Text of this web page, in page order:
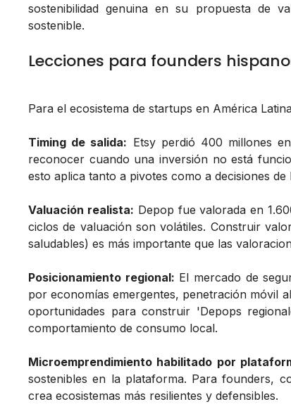
sostenibilidad genuina en su propuesta de
sostenible.
Lecciones para founders
Para el ecosistema de startups en América
Timing de salida: Etsy perdió 400 millones
reconocer cuando una inversión no está
esto aplica tanto a pivotes como a decisiones de
Valuación realista: Depop fue valorada en
ciclos de valuación son volátiles. Construir
saludables) es más importante que las
Posicionamiento regional: El mercado de
por economías emergentes, penetración móvil
oportunidades para construir 'Depops
comportamiento de consumo local.
Microemprendimiento habilitado por
sostenibles en la plataforma. Para founders,
crea ecosistemas más resilientes y defensibles.